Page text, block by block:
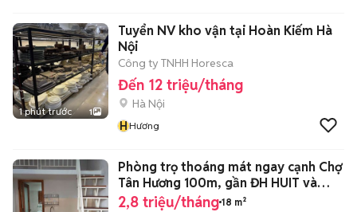
1 phút trước 1
Tuyển NV kho vận tại Hoàn Kiếm Hà
Nội
Công ty TNHH Horesca
Đến 12 triệu/tháng
Hà Nội
HHương
Phòng trọ thoáng mát ngay cạnh Chợ
Tân Hương 100m, gần ĐH HUIT và
VHU
2,8 triệu/tháng 18 m²